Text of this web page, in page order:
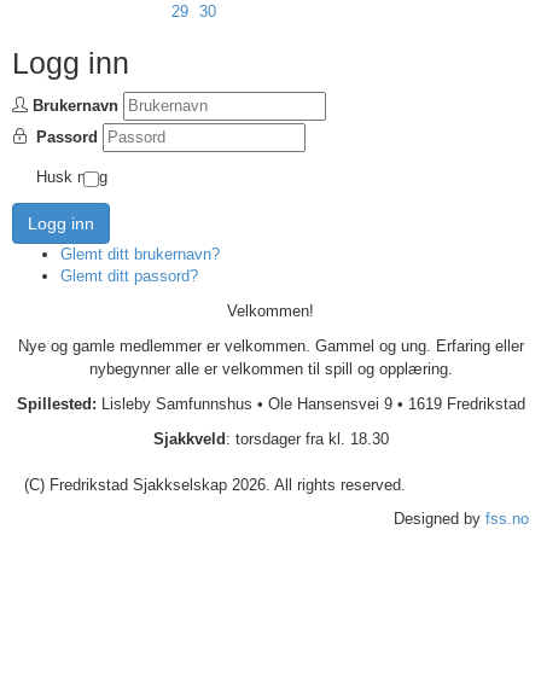
29
30
Logg inn
Brukernavn
Passord
Husk meg
Logg inn
Glemt ditt brukernavn?
Glemt ditt passord?
Velkommen!
Nye og gamle medlemmer er velkommen. Gammel og ung. Erfaring eller
nybegynner alle er velkommen til spill og opplæring.
Spillested: Lisleby Samfunnshus • Ole Hansensvei 9 • 1619 Fredrikstad
Sjakkveld : torsdager fra kl. 18.30
(C) Fredrikstad Sjakkselskap 2026. All rights reserved.
Designed by fss.no